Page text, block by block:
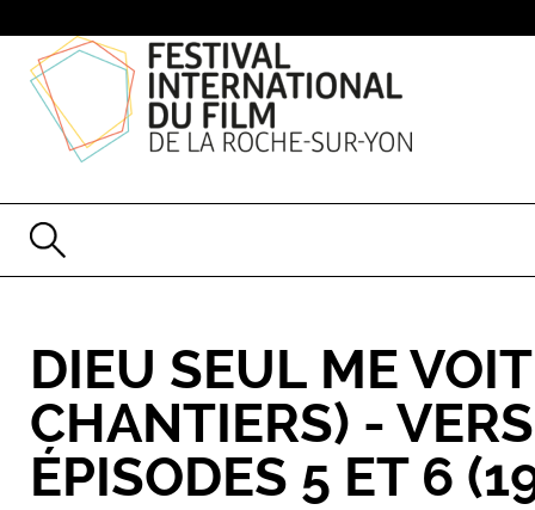
DIEU SEUL ME
CHANTIERS) -
ÉPISODES 5 ET 6